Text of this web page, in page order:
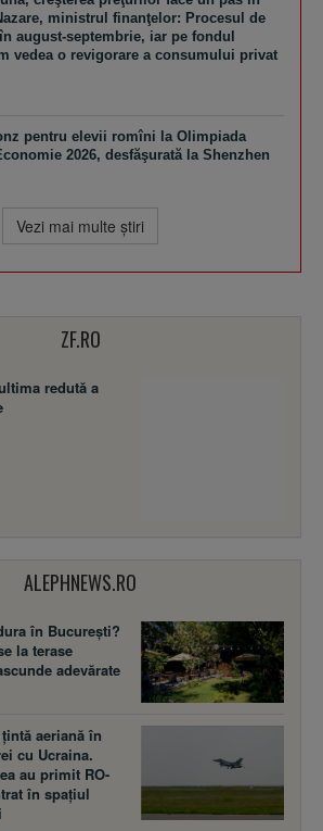
ministrul finanţelor: Procesul de
august-septembrie, iar pe fondul
vedea o revigorare a consumului privat
pentru elevii romîni la Olimpiada
2026, desfăşurată la Shenzhen
Vezi mai multe ştiri
ZF.RO
redută a
ALEPHNEWS.RO
în București?
la terase
adevărate
aeriană în
cu Ucraina.
au primit RO-
în spațiul